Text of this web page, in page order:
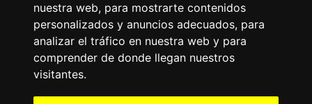
nuestra web, para mostrarte contenidos
personalizados y anuncios adecuados, para
analizar el tráfico en nuestra web y para
comprender de donde llegan nuestros
visitantes.